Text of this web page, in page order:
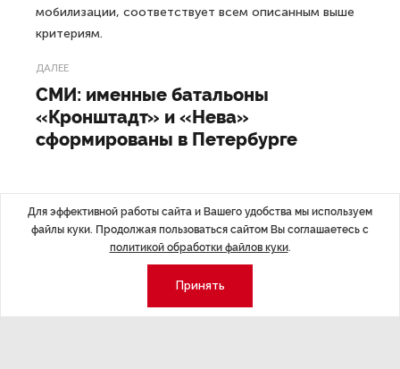
мобилизации, соответствует всем описанным выше
критериям.
ДАЛЕЕ
СМИ: именные батальоны
«Кронштадт» и «Нева»
сформированы в Петербурге
Последние материалы
Для эффективной работы сайта и Вашего удобства мы используем
файлы куки. Продолжая пользоваться сайтом Вы соглашаетесь с
политикой обработки файлов куки.
Принять